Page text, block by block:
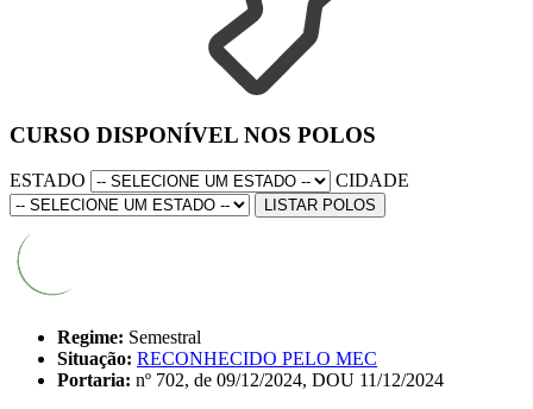
CURSO DISPONÍVEL NOS POLOS
ESTADO CIDADE
LISTAR POLOS
Regime: Semestral
Situação: RECONHECIDO PELO MEC
Portaria: nº 702, de 09/12/2024, DOU 11/12/2024